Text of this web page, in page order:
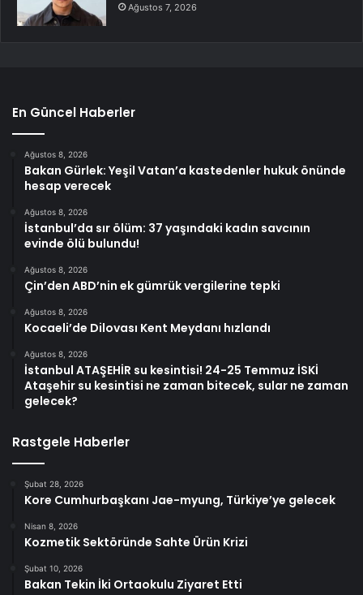
Ağustos 7, 2026
En Güncel Haberler
Ağustos 8, 2026
Bakan Gürlek: Yeşil Vatan’a kastedenler hukuk önünde
hesap verecek
Ağustos 8, 2026
İstanbul’da sır ölüm: 37 yaşındaki kadın savcının
evinde ölü bulundu!
Ağustos 8, 2026
Çin’den ABD’nin ek gümrük vergilerine tepki
Ağustos 8, 2026
Kocaeli’de Dilovası Kent Meydanı hızlandı
Ağustos 8, 2026
İstanbul ATAŞEHİR su kesintisi! 24-25 Temmuz İSKİ
Ataşehir su kesintisi ne zaman bitecek, sular ne zaman
gelecek?
Rastgele Haberler
Şubat 28, 2026
Kore Cumhurbaşkanı Jae-myung, Türkiye’ye gelecek
Nisan 8, 2026
Kozmetik Sektöründe Sahte Ürün Krizi
Şubat 10, 2026
Bakan Tekin İki Ortaokulu Ziyaret Etti